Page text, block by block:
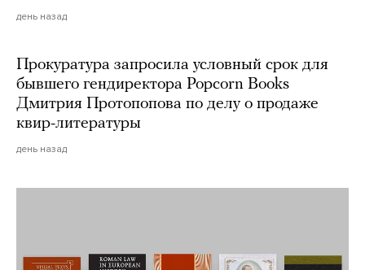
день назад
Прокуратура запросила условный срок для
бывшего гендиректора Popcorn Books
Дмитрия Протопопова по делу о продаже
квир-литературы
день назад